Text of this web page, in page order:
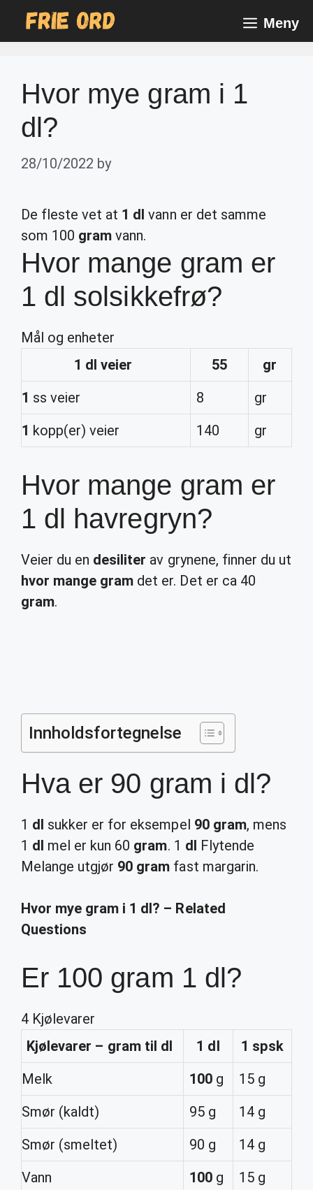
Meny
Hvor mye gram i 1
dl?
28/10/2022 by
De fleste vet at 1 dl vann er det samme
som 100 gram vann.
Hvor mange gram er
1 dl solsikkefrø?
Mål og enheter
1 dl veier 55
gr
1 ss veier 8
gr
1 kopp(er) veier 140 gr
Hvor mange gram er
1 dl havregryn?
Veier du en desiliter av grynene, finner du ut
hvor mange gram det er. Det er ca 40
gram.
Innholdsfortegnelse
Hva er 90 gram i dl?
1 dl sukker er for eksempel 90 gram, mens
1 dl mel er kun 60 gram. 1 dl Flytende
Melange utgjør 90 gram fast margarin.
Hvor mye gram i 1 dl? – Related
Questions
Er 100 gram 1 dl?
4 Kjølevarer
Kjølevarer – gramtil dl 1 dl 1 spsk
Melk
100 g
15 g
Smør (kaldt)
95 g
14 g
Smør (smeltet)
90 g
14 g
Vann
100 g 15 g